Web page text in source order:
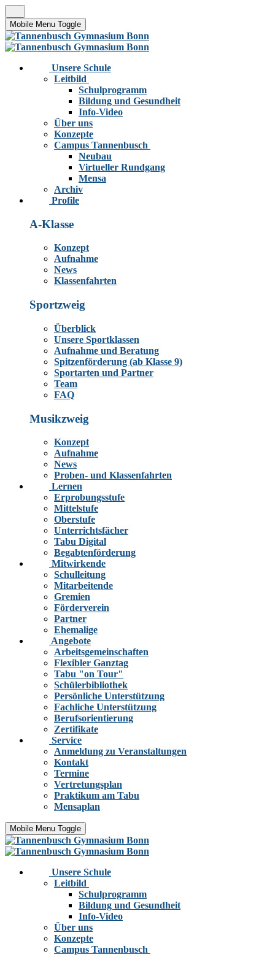
Mobile Menu Toggle
Unsere Schule
Leitbild
Schulprogramm
Bildung und Gesundheit
Info-Video
Über uns
Konzepte
Campus Tannenbusch
Neubau
Virtueller Rundgang
Mensa
Archiv
Profile
A-Klasse
Konzept
Aufnahme
News
Klassenfahrten
Sportzweig
Überblick
Unsere Sportklassen
Aufnahme und Beratung
Spitzenförderung (ab Klasse 9)
Sportarten und Partner
Team
FAQ
Musikzweig
Konzept
Aufnahme
News
Proben- und Klassenfahrten
Lernen
Erprobungsstufe
Mittelstufe
Oberstufe
Unterrichtsfächer
Tabu Digital
Begabtenförderung
Mitwirkende
Schulleitung
Mitarbeitende
Gremien
Förderverein
Partner
Ehemalige
Angebote
Arbeitsgemeinschaften
Flexibler Ganztag
Tabu "on Tour"
Schülerbibliothek
Persönliche Unterstützung
Fachliche Unterstützung
Berufsorientierung
Zertifikate
Service
Anmeldung zu Veranstaltungen
Kontakt
Termine
Vertretungsplan
Praktikum am Tabu
Mensaplan
Mobile Menu Toggle
Unsere Schule
Leitbild
Schulprogramm
Bildung und Gesundheit
Info-Video
Über uns
Konzepte
Campus Tannenbusch